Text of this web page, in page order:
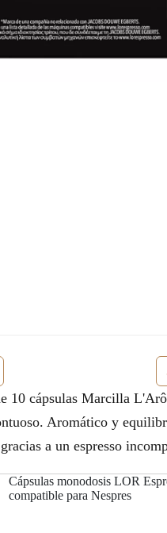
10 cápsulas Marcilla
Aromático y
a un espresso
Cápsulas monodosis LOR
compatible para Nespres